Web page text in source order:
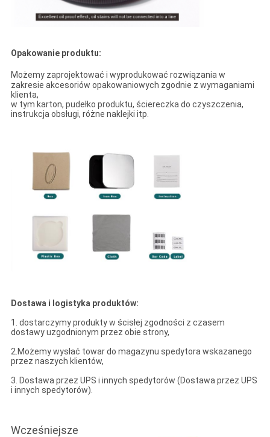
Opakowanie produktu:
Możemy zaprojektować i wyprodukować rozwiązania w
zakresie akcesoriów opakowaniowych zgodnie z wymaganiami
klienta,
w tym karton, pudełko produktu, ściereczka do czyszczenia,
instrukcja obsługi, różne naklejki itp.
Dostawa i logistyka produktów:
1. dostarczymy produkty w ścisłej zgodności z czasem
dostawy uzgodnionym przez obie strony,
2.Możemy wysłać towar do magazynu spedytora wskazanego
przez naszych klientów,
3. Dostawa przez UPS i innych spedytorów (Dostawa przez UPS
i innych spedytorów).
Wcześniejsze